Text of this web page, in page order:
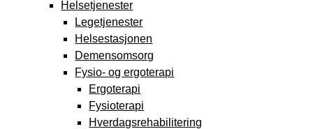
Helsetjenester
Legetjenester
Helsestasjonen
Demensomsorg
Fysio- og ergoterapi
Ergoterapi
Fysioterapi
Hverdagsrehabilitering